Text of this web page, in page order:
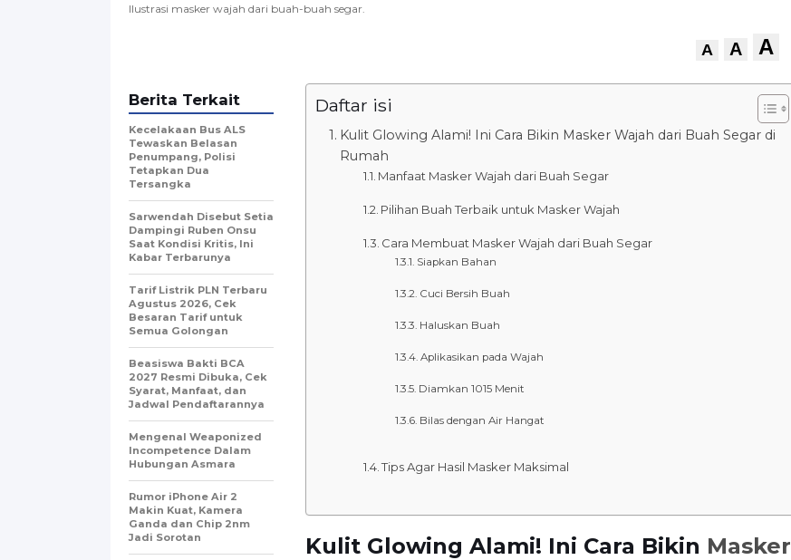
Ilustrasi masker wajah dari buah-buah segar.
A A A
Daftar isi
Kulit Glowing Alami! Ini Cara Bikin Masker Wajah dari Buah Segar di
Rumah
Manfaat Masker Wajah dari Buah Segar
Pilihan Buah Terbaik untuk Masker Wajah
Cara Membuat Masker Wajah dari Buah Segar
Siapkan Bahan
Cuci Bersih Buah
Haluskan Buah
Aplikasikan pada Wajah
Diamkan 1015 Menit
Bilas dengan Air Hangat
Tips Agar Hasil Masker Maksimal
Kulit Glowing Alami! Ini Cara Bikin Masker
Berita Terkait
Kecelakaan Bus ALS
Tewaskan Belasan
Penumpang, Polisi
Tetapkan Dua
Tersangka
Sarwendah Disebut Setia
Dampingi Ruben Onsu
Saat Kondisi Kritis, Ini
Kabar Terbarunya
Tarif Listrik PLN Terbaru
Agustus 2026, Cek
Besaran Tarif untuk
Semua Golongan
Beasiswa Bakti BCA
2027 Resmi Dibuka, Cek
Syarat, Manfaat, dan
Jadwal Pendaftarannya
Mengenal Weaponized
Incompetence Dalam
Hubungan Asmara
Rumor iPhone Air 2
Makin Kuat, Kamera
Ganda dan Chip 2nm
Jadi Sorotan